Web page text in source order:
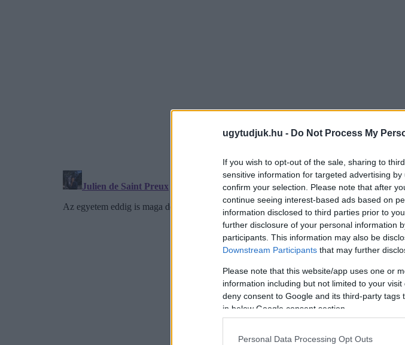
ugytudjuk.hu - Do Not Process My
If you wish to opt-out of the sale, sharing to
sensitive information for targeted advertising
confirm your selection. Please note that after
continue seeing interest-based ads based on
information disclosed to third parties prior to
further disclosure of your personal information
participants. This information may also be
Downstream Participants that may further
Please note that this website/app uses one or
information including but not limited to your
deny consent to Google and its third-party
in below Google consent section.
Personal Data Processing Opt Outs